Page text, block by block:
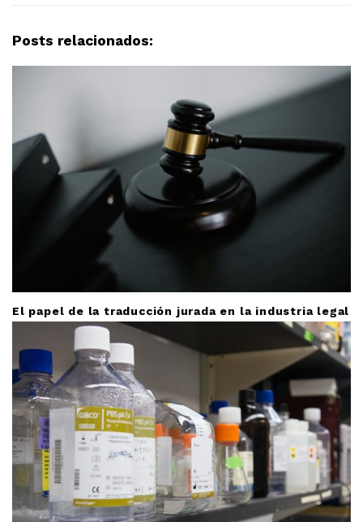
Posts relacionados:
El papel de la traducción jurada en la industria legal